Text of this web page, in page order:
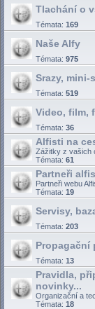
Tlachání o
Témata: 169
Naše Alfy
Témata: 975
Srazy, mini-
Témata: 519
Video, film,
Témata: 36
Alfisti na
Zážitky z vašich
Témata: 61
Partneři
Partneři webu
Témata: 19
Servisy,
Témata: 203
Propagační
Témata: 13
Pravidla,
novinky...
Organizační a
Témata: 18